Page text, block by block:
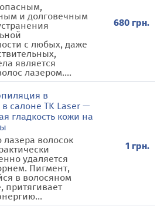
и долговечным
с любых, даже
является
лазером....
680 грн.
в
салоне TK Laser —
гладкость кожи на
волосок
удаляется
Пигмент,
в волосяном
притягивает
1 грн.